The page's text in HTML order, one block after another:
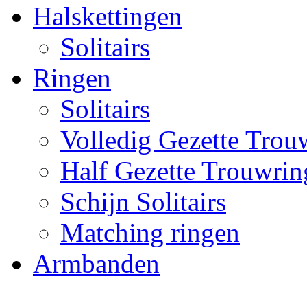
Halskettingen
Solitairs
Ringen
Solitairs
Volledig Gezette
Half Gezette
Schijn Solitairs
Matching ringen
Armbanden